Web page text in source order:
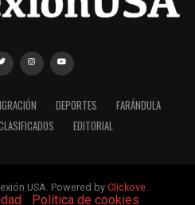
DEPORTES
FARÁNDULA
EDITORIAL
USA. Powered by Clickove.
| Política de cookies